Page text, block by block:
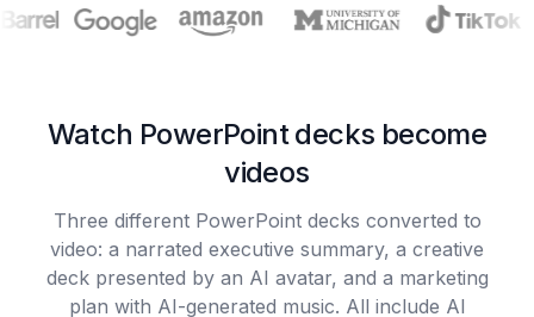
Watch PowerPoint decks become
videos
Three different PowerPoint decks converted to
video: a narrated executive summary, a creative
deck presented by an AI avatar, and a marketing
plan with AI-generated music. All include AI